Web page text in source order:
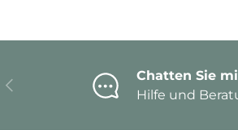
Vorherige
Chatten Sie
Hilfe und